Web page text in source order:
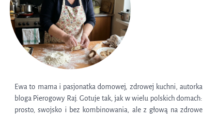
Ewa to mama i pasjonatka domowej, zdrowej kuchni, autorka
bloga Pierogowy Raj. Gotuje tak, jak w wielu polskich domach:
prosto, swojsko i bez kombinowania, ale z głową na zdrowe